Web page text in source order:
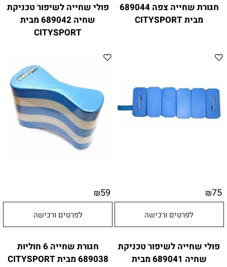
חגורת שחייה צפה 689044
מבית CITYSPORT
₪75
לפרטים ורכישה
פולי שחייה לשיפור טכניקת
שחיה 689042 מבית
CITYSPORT
₪59
לפרטים ורכישה
פולי שחייה לשיפור טכניקת
שחיה 689041 מבית
חגורת שחייה 6 חוליות
689038 מבית CITYSPORT